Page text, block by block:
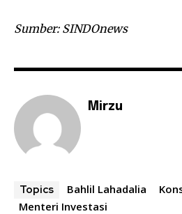
Sumber: SINDOnews
Mirzu
Topics Bahlil Lahadalia
Menteri Investasi